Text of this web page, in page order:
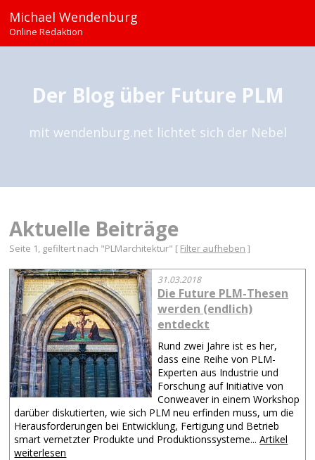
Michael Wendenburg
Online Redaktion
Der Blog über Future PLM
mit wendenburg.net lichtet sich der Nebel
Aktuelle Beiträge
Seite 1, gefiltert nach "PLMarchitektur" [ Filter aufheben ]
31.03.2018
Die Future PLM-Thesen
werden (endlich)
entdeckt
Rund zwei Jahre ist es her,
dass eine Reihe von PLM-
Experten aus Industrie und
Forschung auf Initiative von
Conweaver in einem Workshop
darüber diskutierten, wie sich PLM neu erfinden muss, um die
Herausforderungen bei Entwicklung, Fertigung und Betrieb
smart vernetzter Produkte und Produktionssysteme...Artikel
weiterlesen